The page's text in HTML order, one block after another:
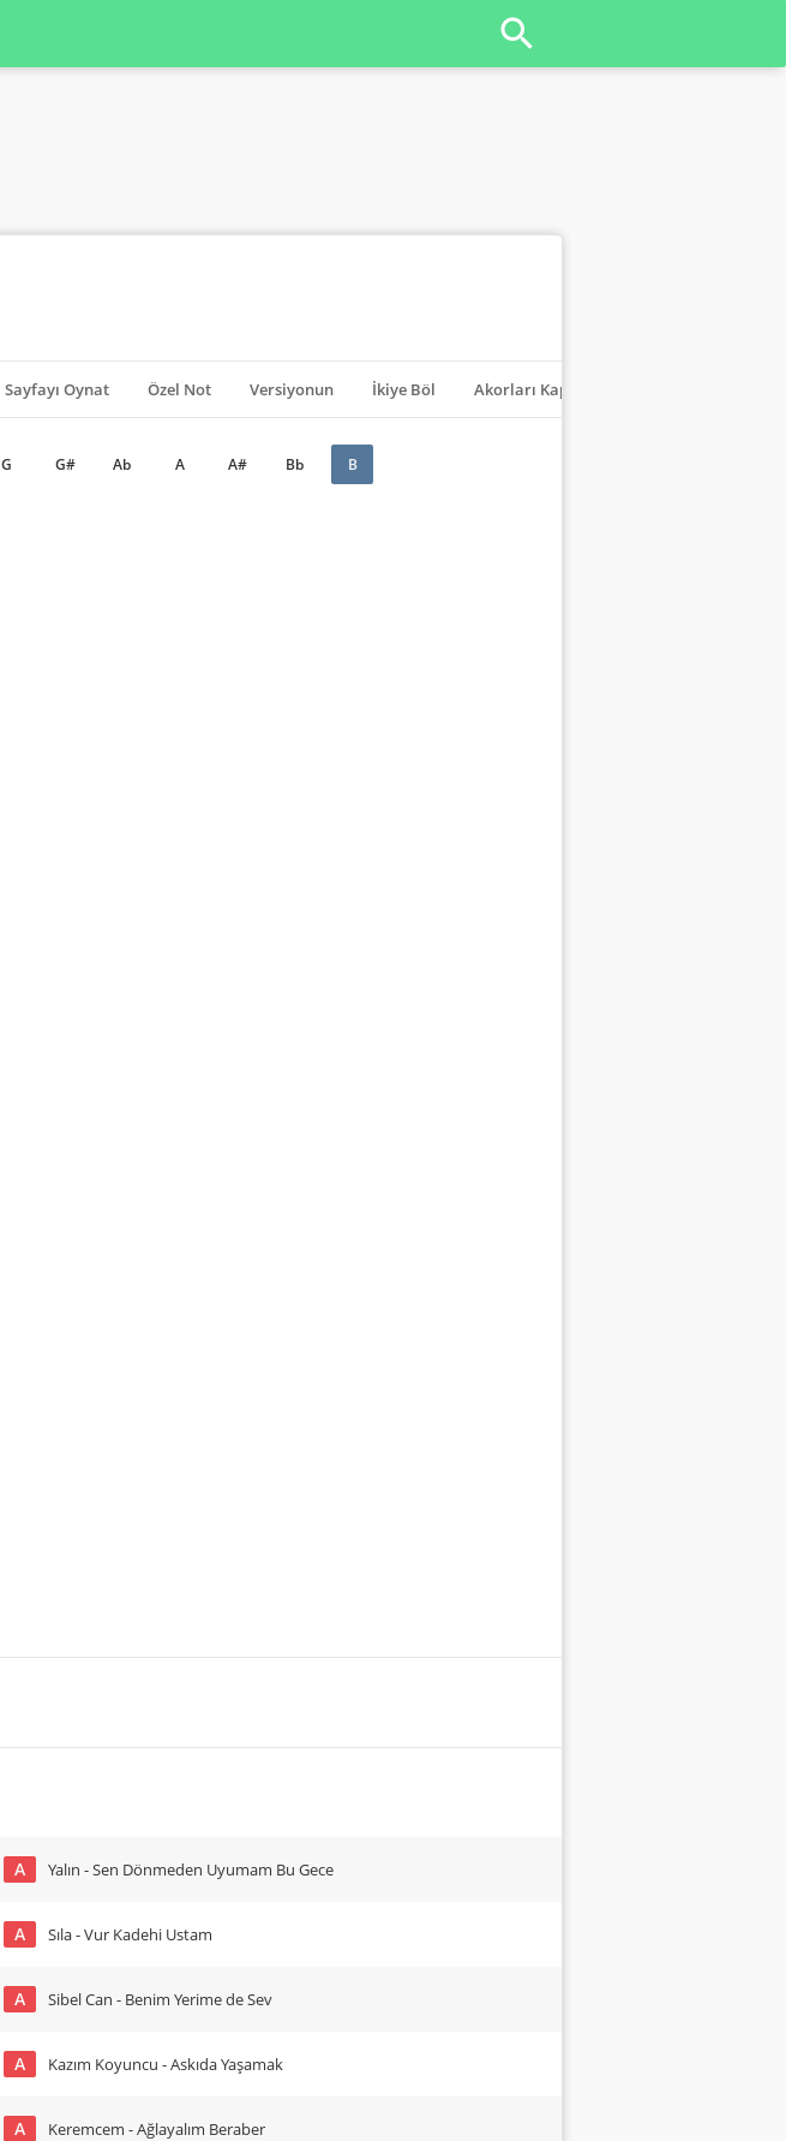
Sayfayı Oynat Özel Not Versiyonun İkiye Böl Akorları Kapat
G G# Ab A A# Bb B
A Yalın - Sen Dönmeden Uyumam Bu Gece
A Sıla - Vur Kadehi Ustam
A Sibel Can - Benim Yerime de Sev
A Kazım Koyuncu - Askıda Yaşamak
A Keremcem - Ağlayalım Beraber